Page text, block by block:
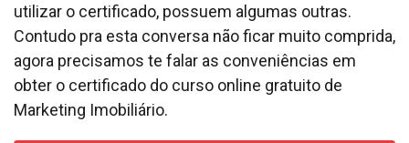
utilizar o certificado, possuem algumas outras.
Contudo pra esta conversa não ficar muito comprida,
agora precisamos te falar as conveniências em
obter o certificado do curso online gratuito de
Marketing Imobiliário.